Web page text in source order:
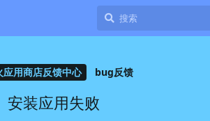
应用商店反馈中心 bug反馈
安装应用失败